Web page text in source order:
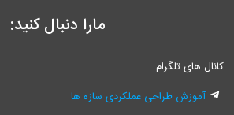
مارا دنبال کنید:
کانال های تلگرام
آموزش طراحی عملکردی سازه ها